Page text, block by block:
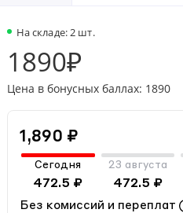
На складе: 2 шт.
1890₽
Цена в бонусных баллах: 1890
1,890 ₽
Сегодня
472.5 ₽
23 августа
472.5 ₽
Без комиссий и переплат